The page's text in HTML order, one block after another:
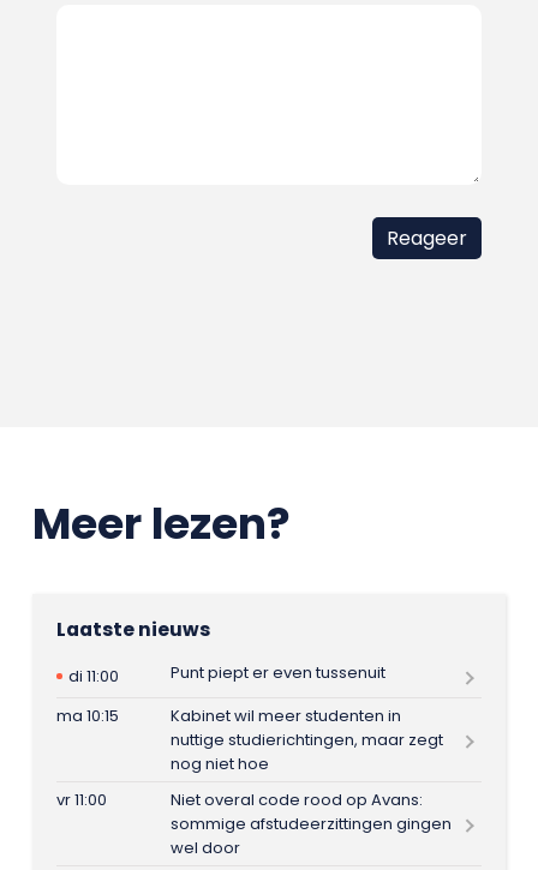
Meer lezen?
Laatste nieuws
di 11:00
Punt piept er even tussenuit
ma 10:15
Kabinet wil meer studenten in
nuttige studierichtingen, maar zegt
nog niet hoe
vr 11:00
Niet overal code rood op Avans:
sommige afstudeerzittingen gingen
wel door